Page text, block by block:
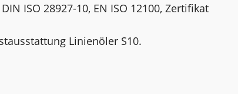
ISO 28927-10, EN ISO 12100, Zertifikat
Linienöler S10.